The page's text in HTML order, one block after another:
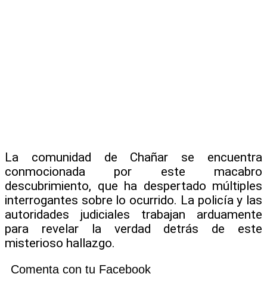
La comunidad de Chañar se encuentra
conmocionada por este macabro
descubrimiento, que ha despertado múltiples
interrogantes sobre lo ocurrido. La policía y las
autoridades judiciales trabajan arduamente
para revelar la verdad detrás de este
misterioso hallazgo.
Comenta con tu Facebook